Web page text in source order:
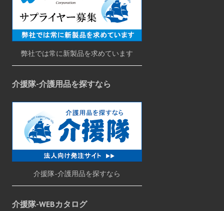
弊社では常に新製品を求めています
介援隊-介護用品を探すなら
介援隊-介護用品を探すなら
介援隊-WEBカタログ